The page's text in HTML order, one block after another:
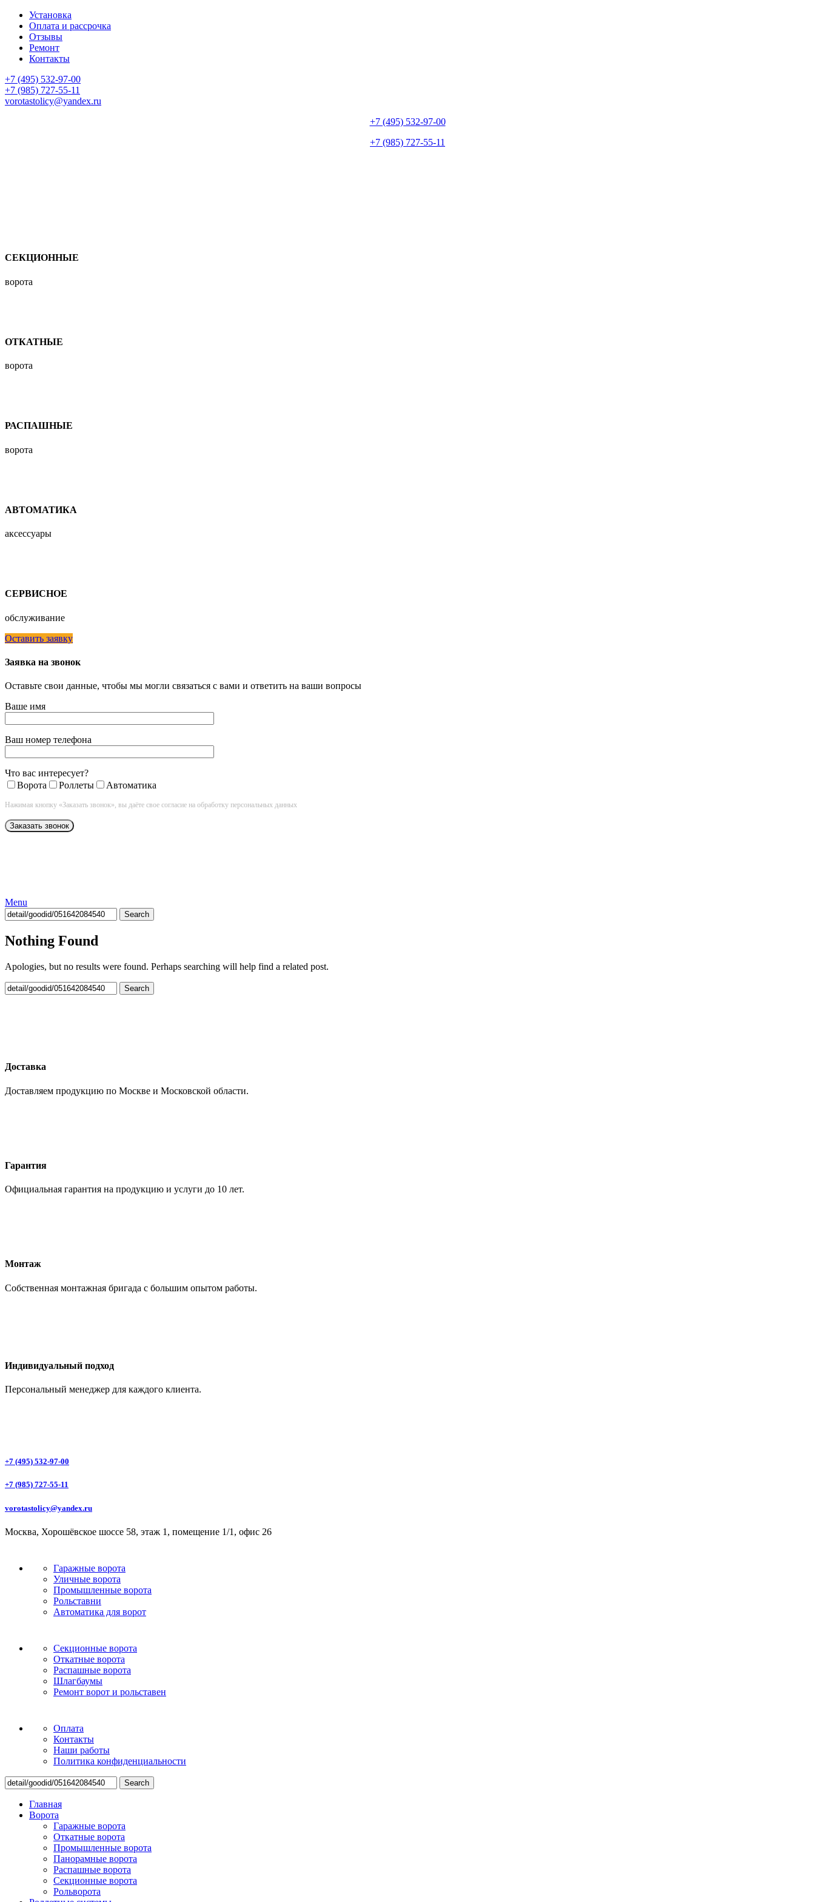
Установка
Оплата и рассрочка
Отзывы
Ремонт
Контакты
+7 (495) 532-97-00
+7 (985) 727-55-11
vorotastolicy@yandex.ru
+7 (495) 532-97-00
+7 (985) 727-55-11
СЕКЦИОННЫЕ
ворота
ОТКАТНЫЕ
ворота
РАСПАШНЫЕ
ворота
АВТОМАТИКА
аксессуары
СЕРВИСНОЕ
обслуживание
Оставить заявку
Заявка на звонок
Оставьте свои данные, чтобы мы могли связаться с вами и ответить на ваши вопросы
Ваше имя
Ваш номер телефона
Что вас интересует?
Ворота
Роллеты Автоматика
Нажимая кнопку «Заказать звонок», вы даёте свое согласие на обработку персональных данных
Menu
Search
Nothing Found
Apologies, but no results were found. Perhaps searching will help find a related post.
Search
Доставка
Доставляем продукцию по Москве и Московской области.
Гарантия
Официальная гарантия на продукцию и услуги до 10 лет.
Монтаж
Собственная монтажная бригада с большим опытом работы.
Индивидуальный подход
Персональный менеджер для каждого клиента.
+7 (495) 532-97-00
+7 (985) 727-55-11
vorotastolicy@yandex.ru
Москва, Хорошёвское шоссе 58, этаж 1, помещение 1/1, офис 26
Гаражные ворота
Уличные ворота
Промышленные ворота
Рольставни
Автоматика для ворот
Секционные ворота
Откатные ворота
Распашные ворота
Шлагбаумы
Ремонт ворот и рольставен
Оплата
Контакты
Наши работы
Политика конфиденциальности
Search
Главная
Ворота
Гаражные ворота
Откатные ворота
Промышленные ворота
Панорамные ворота
Распашные ворота
Секционные ворота
Рольворота